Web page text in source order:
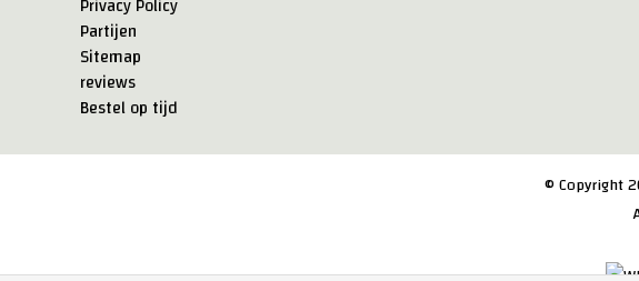
Privacy Policy
Partijen
Sitemap
reviews
Bestel op tijd
© Copyright